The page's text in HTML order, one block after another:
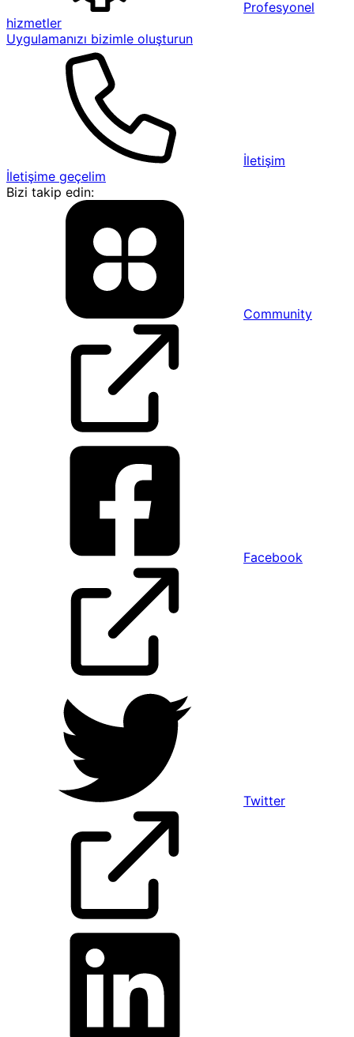
Profesyonel
hizmetler
Uygulamanızı bizimle oluşturun
İletişim
İletişime geçelim
Bizi takip edin:
Community
Facebook
Twitter